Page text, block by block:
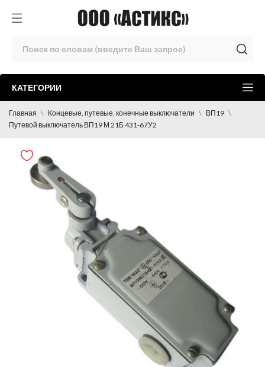
КАТЕГОРИИ
Главная Концевые, путевые, конечные выключатели
ВП19
Путевой выключатель ВП19 М 21Б 431-67У2